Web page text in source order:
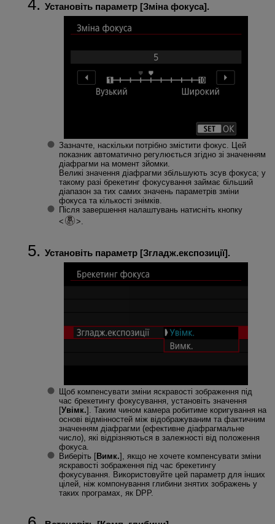
Установіть параметр [Зміна фокуса].
Зазначте, наскільки потрібно змістити фокус. Цей
показник автоматично регулюється згідно зі значенням
діафрагми на момент зйомки.
Великі значення діафрагми збільшують зсув фокуса; у
такому разі брекетинг фокусування займає більший
діапазон за тих самих значень параметрів зміни
фокуса та кількості знімків.
Після завершення налаштувань натисніть кнопку
.
Установіть параметр [Згладж.експозиції].
Щоб компенсувати зміни яскравості зображення під
час брекетингу фокусування, установіть значення
[Увімк.]. Таким чином камера робитиме коригування на
основі відмінностей між відображуваним та фактичним
значенням діафрагми (ефективне діафрагмальне
число), які відрізняються в залежності від положення
фокуса.
Виберіть [Вимк.], якщо не хочете компенсувати зміни
яскравості зображення під час брекетингу
фокусування. Використовуйте цей параметр для інших
цілей, ніж компонування глибини знятих зображень у
таких програмах, як DPP.